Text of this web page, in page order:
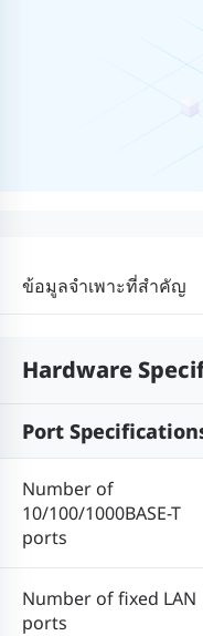
ข้อมูลจำเพาะที่สำคัญ
Hardware
Port
Number of
10/100/1000BASE-T
ports
Number of fixed LAN
ports